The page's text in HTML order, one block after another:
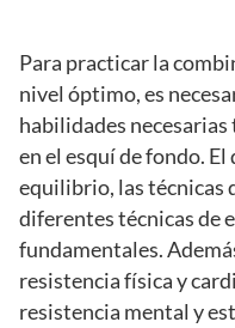
Para practicar la
nivel óptimo, es
habilidades
en el esquí de fondo.
equilibrio, las técnicas
diferentes técnicas de
fundamentales.
resistencia física y
resistencia mental y